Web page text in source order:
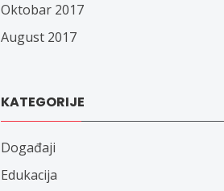
Oktobar 2017
August 2017
KATEGORIJE
Događaji
Edukacija